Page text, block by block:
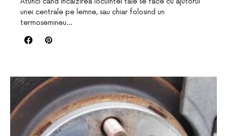
unei centrale pe lemne, sau chiar folosind un
termosemineu…